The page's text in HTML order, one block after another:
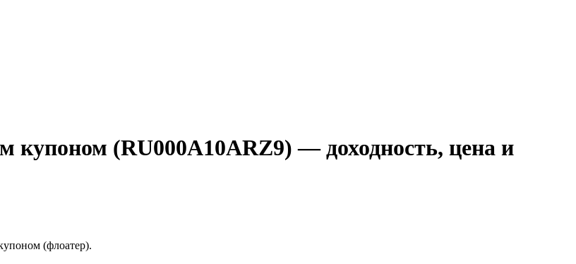
(RU000A10ARZ9) — доходность, цена и
(флоатер).